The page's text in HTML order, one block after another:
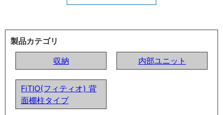
製品カテゴリ
収納
内部ユニット
FiTIO(フィティオ) 背
面棚柱タイプ